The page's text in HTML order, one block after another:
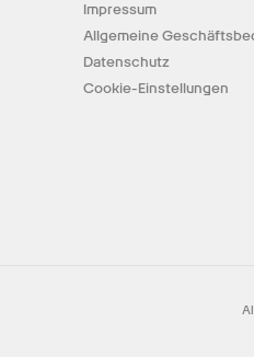
Impressum
Allgemeine
Datenschutz
Cookie-Einstellungen